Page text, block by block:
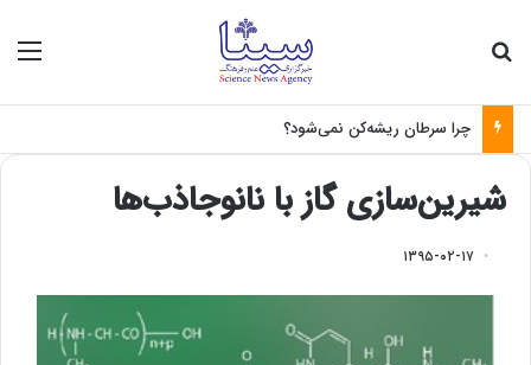
چرا سرطان ریشه‌کن نمی‌شود؟
شیرین‌سازی گاز با نانوجاذب‌ها
۱۳۹۵-۰۲-۱۷